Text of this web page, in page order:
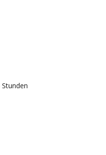
Stunden